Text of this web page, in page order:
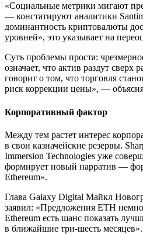
«Социальные метрики мигают
— констатируют аналитики
доминантность криптовалюты
уровней», это указывает на
Суть проблемы проста:
означает, что актив раздут сверх
говорит о том, что торговля
риск коррекции цены», —
Корпоративный фактор
Между тем растет интерес
в свои казначейские резервы.
Immersion Technologies уже
формирует новый нарратив —
Ethereum».
Глава Galaxy Digital Майкл
заявил: «Предложения ETH
Ethereum есть шанс показать
в ближайшие три-шесть месяцев».